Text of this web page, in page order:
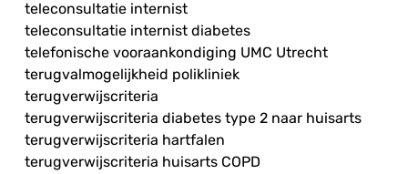
teleconsultatie internist
teleconsultatie internist diabetes
telefonische vooraankondiging UMC Utrecht
terugvalmogelijkheid polikliniek
terugverwijscriteria
terugverwijscriteria diabetes type 2 naar huisarts
terugverwijscriteria hartfalen
terugverwijscriteria huisarts COPD